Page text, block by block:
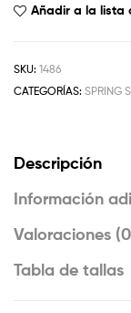
Añadir a la lista
SKU: 1486
CATEGORÍAS: SPRING
Descripción
Información
Valoraciones
Tabla de tallas